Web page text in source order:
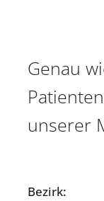
Genau
unserer
Bezirk: